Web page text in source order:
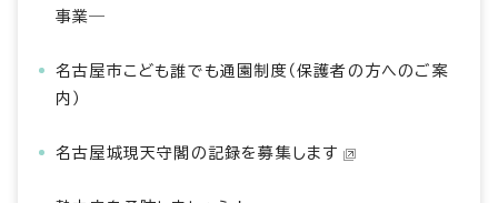
事業―
名古屋市こども誰でも通園制度（保護者の方へのご案
内）
名古屋城現天守閣の記録を募集します